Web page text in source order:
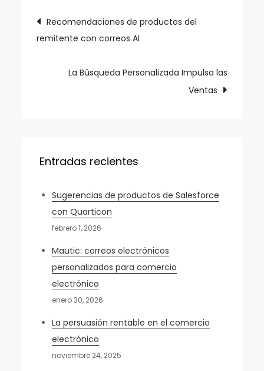
Navegación
de
entradas
Recomendaciones de productos del
remitente con correos AI
La Búsqueda Personalizada Impulsa las
Ventas
Entradas recientes
Sugerencias de productos de Salesforce
con Quarticon
febrero 1, 2026
Mautic: correos electrónicos
personalizados para comercio
electrónico
enero 30, 2026
La persuasión rentable en el comercio
electrónico
noviembre 24, 2025